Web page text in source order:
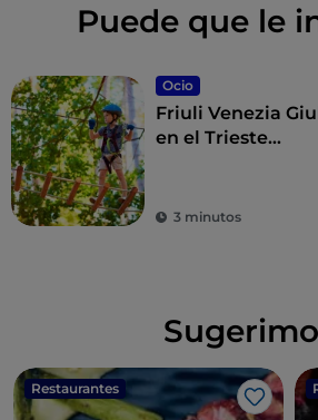
Puede que le
Ocio
Friuli Venezia
en el Trieste
altura: ¡en un
3 minutos
Restaurantes
Me